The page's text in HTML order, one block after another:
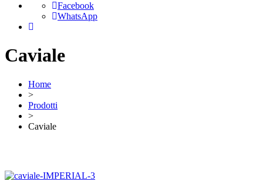
Facebook
WhatsApp
Caviale
Home
>
Prodotti
>
Caviale